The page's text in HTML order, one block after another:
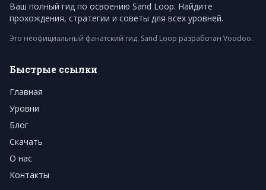
Ваш полный гид по освоению Sand Loop. Найдите
прохождения, стратегии и советы для всех уровней.
Это неофициальный фанатский гид. Sand Loop разработан Voodoo.
Быстрые ссылки
Главная
Уровни
Блог
Скачать
О нас
Контакты